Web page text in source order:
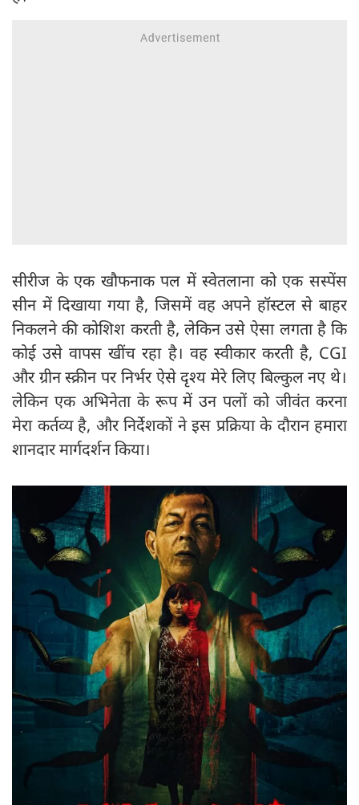
सीरीज के एक खौफनाक पल में स्वेतलाना को एक सस्पेंस
सीन में दिखाया गया है, जिसमें वह अपने हॉस्टल से बाहर
निकलने की कोशिश करती है, लेकिन उसे ऐसा लगता है कि
कोई उसे वापस खींच रहा है। वह स्वीकार करती है, CGI
और ग्रीन स्क्रीन पर निर्भर ऐसे दृश्य मेरे लिए बिल्कुल नए थे।
लेकिन एक अभिनेता के रूप में उन पलों को जीवंत करना
मेरा कर्तव्य है, और निर्देशकों ने इस प्रक्रिया के दौरान हमारा
शानदार मार्गदर्शन किया।